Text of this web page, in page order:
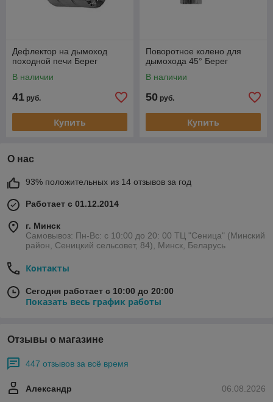
Дефлектор на дымоход
походной печи Берег
В наличии
41 руб.
Купить
Поворотное колено для
дымохода 45° Берег
В наличии
50 руб.
Купить
О нас
93% положительных из 14 отзывов за год
Работает с 01.12.2014
г. Минск
Самовывоз: Пн-Вс: с 10:00 до 20: 00 ТЦ "Сеница" (Минский
район, Сеницкий сельсовет, 84), Минск, Беларусь
Контакты
Сегодня работает с 10:00 до 20:00
Показать весь график работы
Отзывы о магазине
447 отзывов за всё время
06.08.2026
Александр